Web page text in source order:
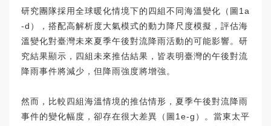
研究團隊採用全球暖化情境下的四組不同海溫變化（圖1a
-d），搭配高解析度大氣模式的動力降尺度模擬，評估海
溫變化對臺灣未來夏季午後對流降雨活動的可能影響。研
究結果顯示，四組未來推估結果，皆表明臺灣的午後對流
降雨事件將減少，但降雨強度將增強。
然而，比較四組海溫情境的推估情形，夏季午後對流降雨
事件的變化幅度，卻存在很大差異（圖1e-g）。當東太平